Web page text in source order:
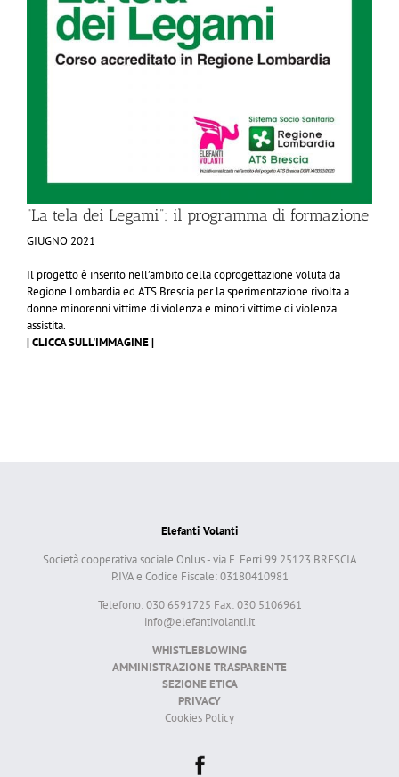
“La tela dei Legami”: il programma di formazione
GIUGNO 2021
​​Il progetto è inserito nell’ambito della coprogettazione voluta da
Regione Lombardia ed ATS Brescia per la sperimentazione rivolta a
donne minorenni vittime di violenza e minori vittime di violenza
assistita.
| CLICCA SULL'IMMAGINE |
Elefanti Volanti
Società cooperativa sociale Onlus - via E. Ferri 99 25123 BRESCIA
P.IVA e Codice Fiscale: 03180410981
Telefono: 030 6591725 Fax: 030 5106961
info@elefantivolanti.it
WHISTLEBLOWING
AMMINISTRAZIONE TRASPARENTE
SEZIONE ETICA
PRIVACY
Cookies Policy